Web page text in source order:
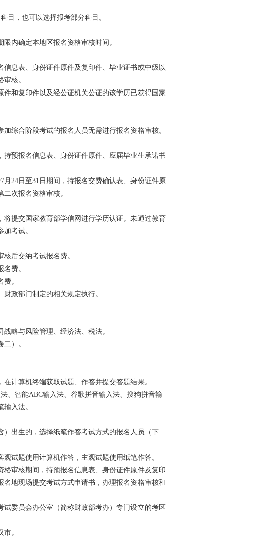
目，也可以选择报考部分科目。
内确定本地区报名资格审核时间。
息表、身份证件原件及复印件、毕业证书或中级以
核。
和复印件以及经公证机关公证的该学历已获得国家
综合阶段考试的报名人员无需进行报名资格审核。
预报名信息表、身份证件原件、应届毕业生承诺书
24日至31日期间，持报名交费确认表、身份证件原
次报名资格审核。
提交国家教育部学信网进行学历认证。未通过教育
考试。
后交纳考试报名费。
费。
。
政部门制定的相关规定执行。
略与风险管理、经济法、税法。
）。
计算机终端获取试题、作答并提交答题结果。
、智能ABC输入法、谷歌拼音输入法、搜狗拼音输
入法。
）出生的，选择纸笔作答考试方式的报名人员（下
试题使用计算机作答，主观试题使用纸笔作答。
格审核期间，持预报名信息表、身份证件原件及复印
地现场提交考试方式申请书，办理报名资格审核和
试委员会办公室（简称财政部考办）专门设立的考区
。